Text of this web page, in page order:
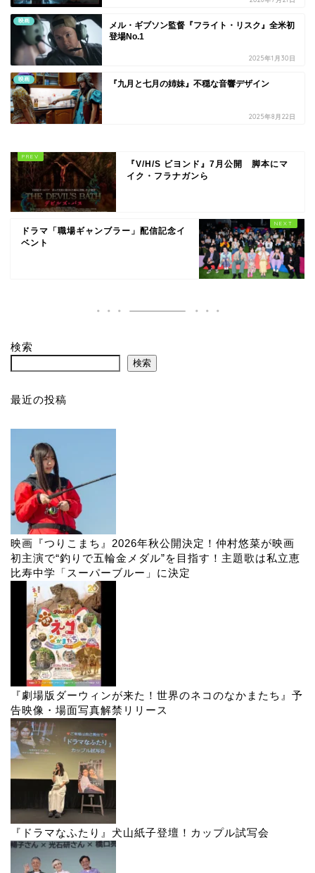
映画
メル・ギブソン監督『フライト・リスク』全米初
登場No.1
2025年1月30日
映画 『九月と七月の姉妹』不穏な音響デザイン
2025年8月22日
『V/H/S ビヨンド』7月公開 脚本にマ
イク・フラナガンら
ドラマ「職場ギャンブラー」配信記念イ
ベント
検索
検索
最近の投稿
映画『つりこまち』2026年秋公開決定！仲村悠菜が映画
初主演で“釣りで五輪金メダル”を目指す！主題歌は私立恵
比寿中学「スーパーブルー」に決定
『劇場版ダーウィンが来た！世界のネコのなかまたち』予
告映像・場面写真解禁リリース
『ドラマなふたり』犬山紙子登壇！カップル試写会